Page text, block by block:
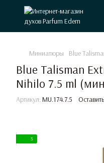
Миниатюры Blue
Blue Talisman
Nihilo 7.5 ml
Артикул: MU.174.7.5
3